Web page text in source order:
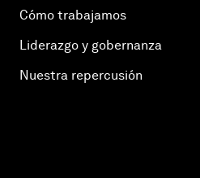
Cómo trabajamos
Liderazgo y gobernanza
Nuestra repercusión